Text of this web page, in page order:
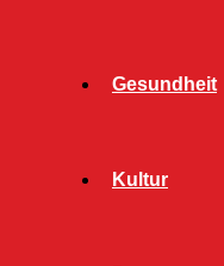
Gesundheit
Kultur
Ausbau von